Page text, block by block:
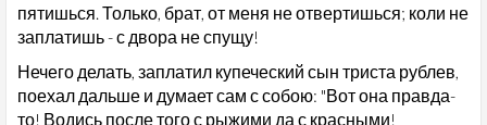
пятишься. Только, брат, от меня не отвертишься; коли не
заплатишь - с двора не спущу!
Нечего делать, заплатил купеческий сын триста рублев,
поехал дальше и думает сам с собою: "Вот она правда-
то! Водись после того с рыжими да с красными!